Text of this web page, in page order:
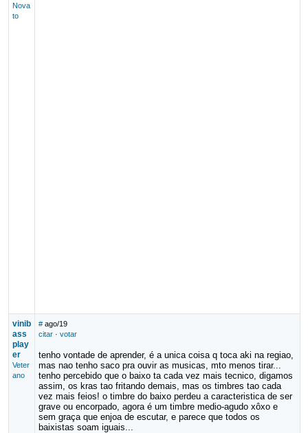
Nova
to
vinib
ass
play
er
Veter
ano
# ago/19
citar· votar
tenho vontade de aprender, é a unica coisa q toca aki na regiao,
mas nao tenho saco pra ouvir as musicas, mto menos tirar...
tenho percebido que o baixo ta cada vez mais tecnico, digamos
assim, os kras tao fritando demais, mas os timbres tao cada
vez mais feios! o timbre do baixo perdeu a caracteristica de ser
grave ou encorpado, agora é um timbre medio-agudo xôxo e
sem graça que enjoa de escutar, e parece que todos os
baixistas soam iguais...